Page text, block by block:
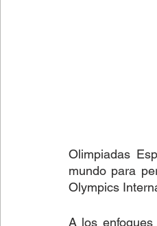
Olimpiadas
mundo para
Olympics
A los